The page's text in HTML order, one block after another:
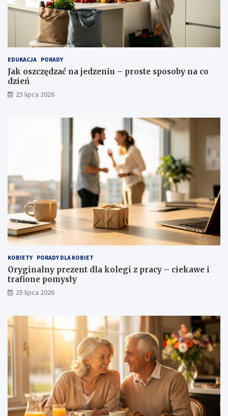
EDUKACJA PORADY
Jak oszczędzać na jedzeniu – proste sposoby na co
dzień
25 lipca 2026
KOBIETY PORADY DLA KOBIET
Oryginalny prezent dla kolegi z pracy – ciekawe i
trafione pomysły
25 lipca 2026